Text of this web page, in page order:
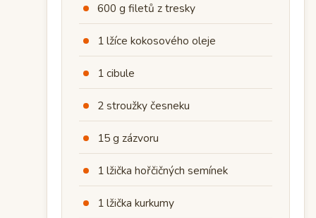
600 g filetů z tresky
1 lžíce kokosového oleje
1 cibule
2 stroužky česneku
15 g zázvoru
1 lžička hořčičných semínek
1 lžička kurkumy